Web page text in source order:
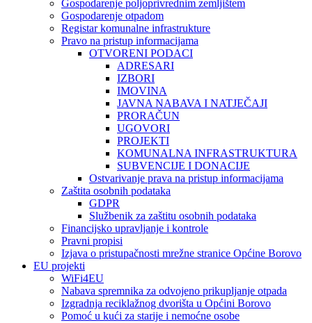
Gospodarenje poljoprivrednim zemljištem
Gospodarenje otpadom
Registar komunalne infrastrukture
Pravo na pristup informacijama
OTVORENI PODACI
ADRESARI
IZBORI
IMOVINA
JAVNA NABAVA I NATJEČAJI
PRORAČUN
UGOVORI
PROJEKTI
KOMUNALNA INFRASTRUKTURA
SUBVENCIJE I DONACIJE
Ostvarivanje prava na pristup informacijama
Zaštita osobnih podataka
GDPR
Službenik za zaštitu osobnih podataka
Financijsko upravljanje i kontrole
Pravni propisi
Izjava o pristupačnosti mrežne stranice Općine Borovo
EU projekti
WiFi4EU
Nabava spremnika za odvojeno prikupljanje otpada
Izgradnja reciklažnog dvorišta u Općini Borovo
Pomoć u kući za starije i nemoćne osobe